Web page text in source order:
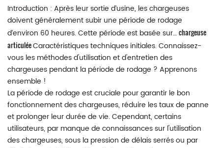
Introduction : Après leur sortie d’usine, les chargeuses
doivent généralement subir une période de rodage
d’environ 60 heures. Cette période est basée sur…chargeuse
articuléeCaractéristiques techniques initiales. Connaissez-
vous les méthodes d'utilisation et d'entretien des
chargeuses pendant la période de rodage ? Apprenons
ensemble !
La période de rodage est cruciale pour garantir le bon
fonctionnement des chargeuses, réduire les taux de panne
et prolonger leur durée de vie. Cependant, certains
utilisateurs, par manque de connaissances sur l'utilisation
des chargeuses, sous la pression de délais serrés ou par